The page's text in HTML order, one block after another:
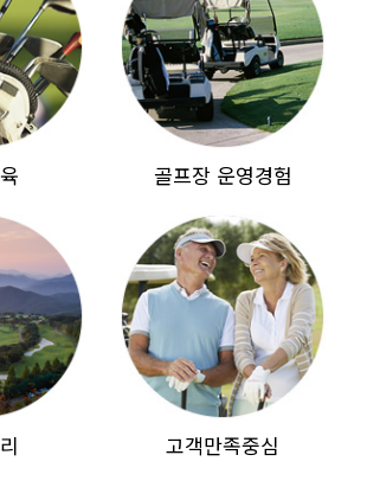
골프장 운영경험
고객만족중심